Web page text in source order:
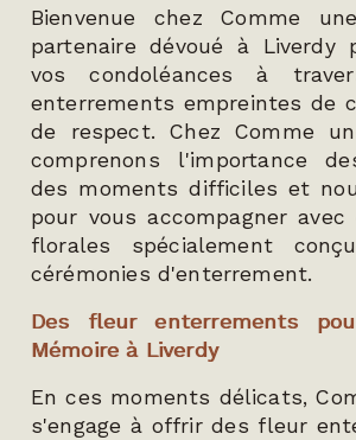
Bienvenue chez Comme
partenaire dévoué à Liverdy
vos condoléances à
enterrements empreintes de
de respect. Chez Comme
comprenons l'importance
des moments difficiles et
pour vous accompagner
florales spécialement
cérémonies d'enterrement.
Des fleur enterrements
Mémoire à Liverdy
En ces moments délicats,
s'engage à offrir des fleur